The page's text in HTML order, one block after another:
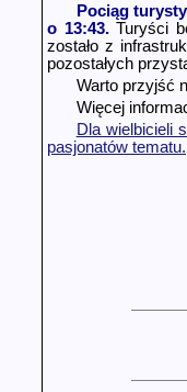
Pociąg
o 13:43.Turyści
zostało z
pozostałych
Warto przyjść
Więcej
Dla wielbicieli
pasjonatów tematu.